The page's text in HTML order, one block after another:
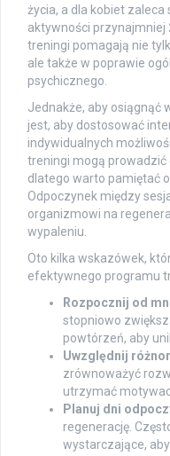
życia, a dla kobiet zaleca
aktywności przynajmniej
treningi pomagają nie
ale także w poprawie
psychicznego.
Jednakże, aby osiągnąć
jest, aby dostosować
indywidualnych
treningi mogą
dlatego warto pamiętać o
Odpoczynek między
organizmowi na
wypaleniu.
Oto kilka wskazówek,
efektywnego programu
Rozpocznij od
stopniowo
powtórzeń, aby
Uwzględnij
zrównoważyć
utrzymać
Planuj dni
regenerację.
wystarczające,